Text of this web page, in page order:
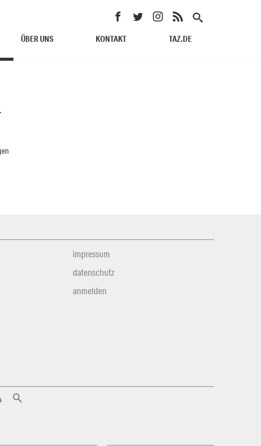
ÜBER UNS KONTAKT TAZ.DE
impressum
datenschutz
anmelden